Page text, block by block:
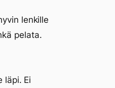
lenkille
pelata.
läpi. Ei